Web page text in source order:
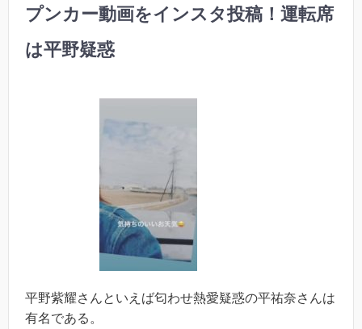
プンカー動画をインスタ投稿！運転席
は平野疑惑
平野紫耀さんといえば匂わせ熱愛疑惑の平祐奈さんは
有名である。